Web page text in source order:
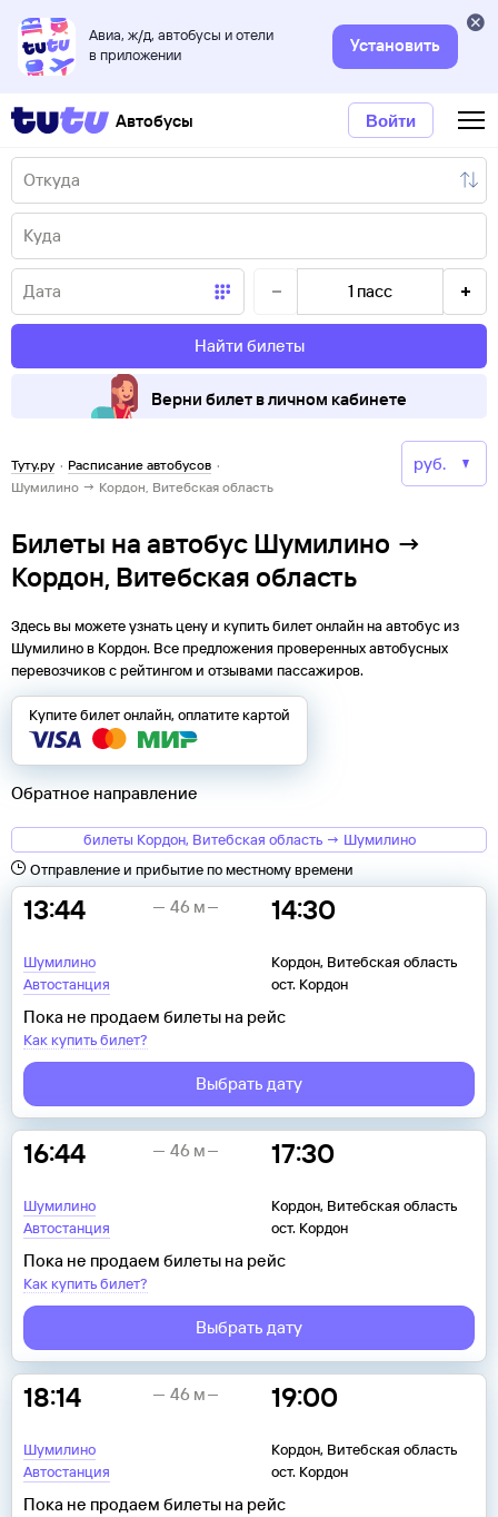
Авиа, ж/д, автобусы и отели
в приложении
Установить
Автобусы Войти
1 пасс
Найти билеты
Верни билет в личном кабинете
Туту.ру · Расписание автобусов ·
Шумилино → Кордон, Витебская область
Билеты на автобус Шумилино →
Кордон, Витебская область
Здесь вы можете узнать цену и купить билет онлайн на автобус из
Шумилинов Кордон. Все предложения проверенных автобусных
перевозчиков с рейтингом и отзывами пассажиров.
Купите билет онлайн, оплатите картой
Обратное направление
билеты Кордон, Витебская область → Шумилино
Отправление и прибытие по местному времени
13:44
Шумилино
Автостанция
14:30
Кордон, Витебская область
ост. Кордон
46 м
Пока не продаем билеты на рейс
Как купить билет?
Выбрать дату
16:44
Шумилино
Автостанция
17:30
Кордон, Витебская область
ост. Кордон
46 м
Пока не продаем билеты на рейс
Как купить билет?
Выбрать дату
18:14
Шумилино
Автостанция
19:00
Кордон, Витебская область
ост. Кордон
46 м
Пока не продаем билеты на рейс